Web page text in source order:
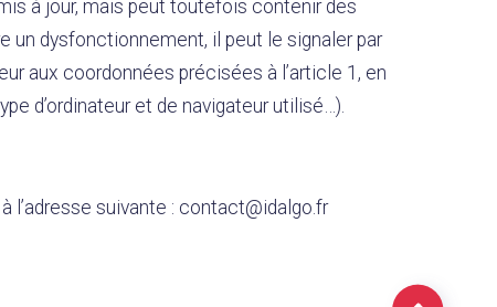
à jour, mais peut toutefois contenir des
un dysfonctionnement, il peut le signaler par
aux coordonnées précisées à l’article 1, en
d’ordinateur et de navigateur utilisé…).
l’adresse suivante : contact@idalgo.fr